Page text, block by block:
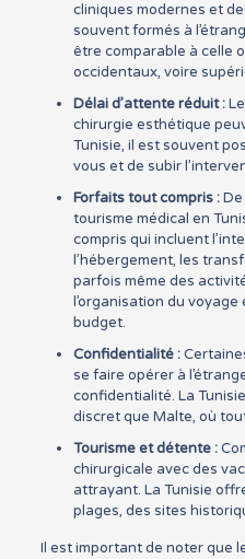
cliniques modernes et
souvent formés à
être comparable à celle
occidentaux, voire
Délai d’attente réduit :
chirurgie esthétique
Tunisie, il est souvent
vous et de subir
Forfaits tout compris :De
tourisme médical en
compris qui incluent
l’hébergement, les
parfois même des
l’organisation du
budget.
Confidentialité :
se faire opérer à
confidentialité. La
discret que Malte, où
Tourisme et détente :
chirurgicale avec des
attrayant. La Tunisie
plages, des sites
Il est important de noter que